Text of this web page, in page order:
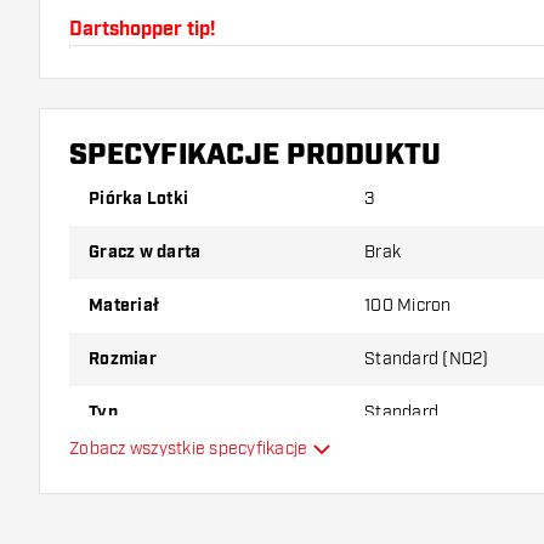
Dartshopper tip!
Upewnij się, że masz pod ręką dużo piórek i
uszkodzone lub złamane w wyniku użytkowania.
który wariant najbardziej Ci odpowiada!
SPECYFIKACJE PRODUKTU
Piórka Lotki 3
Gracz w darta Brak
Materiał 100 Micron
Rozmiar Standard (NO2)
Typ Standard
Zobacz wszystkie specyfikacje